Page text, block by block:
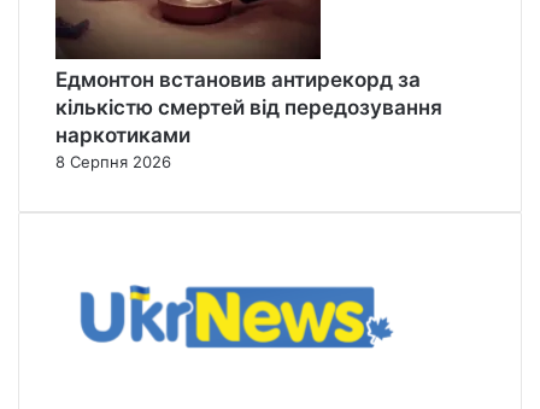
Едмонтон встановив антирекорд за
кількістю смертей від передозування
наркотиками
8 Серпня 2026